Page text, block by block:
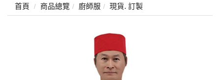
首頁 商品總覽 廚師服 現貨. 訂製